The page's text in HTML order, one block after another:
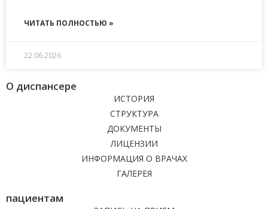
ЧИТАТЬ ПОЛНОСТЬЮ »
22.06.2026
О диспансере
ИСТОРИЯ
СТРУКТУРА
ДОКУМЕНТЫ
ЛИЦЕНЗИИ
ИНФОРМАЦИЯ О ВРАЧАХ
ГАЛЕРЕЯ
пациентам